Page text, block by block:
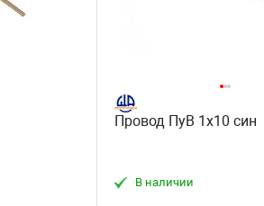
Провод ПуВ 1х10 син
В наличии